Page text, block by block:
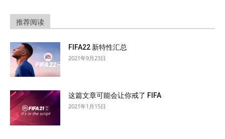
推荐阅读
FIFA22 新特性汇总
2021年9月23日
这篇文章可能会让你戒了 FIFA
2021年1月15日